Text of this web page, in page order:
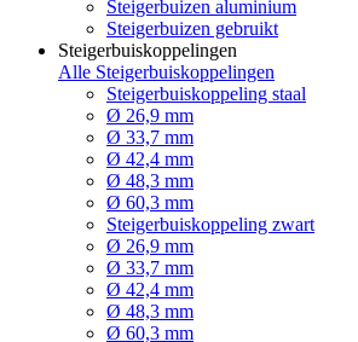
Steigerbuizen aluminium
Steigerbuizen gebruikt
Steigerbuiskoppelingen
Alle Steigerbuiskoppelingen
Steigerbuiskoppeling staal
Ø 26,9 mm
Ø 33,7 mm
Ø 42,4 mm
Ø 48,3 mm
Ø 60,3 mm
Steigerbuiskoppeling zwart
Ø 26,9 mm
Ø 33,7 mm
Ø 42,4 mm
Ø 48,3 mm
Ø 60,3 mm